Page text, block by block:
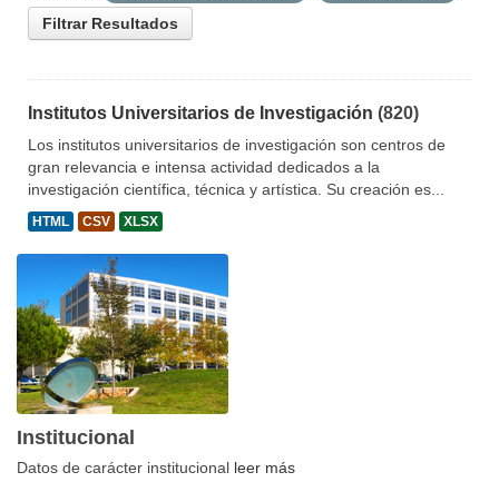
Filtrar Resultados
Institutos Universitarios de Investigación (820)
Los institutos universitarios de investigación son centros de
gran relevancia e intensa actividad dedicados a la
investigación científica, técnica y artística. Su creación es...
HTML CSV XLSX
Institucional
Datos de carácter institucional leer más